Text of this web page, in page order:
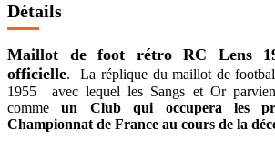
Détails
Maillot de foot rétro RC Lens
officielle. La réplique du maillot de
1955 avec lequel les Sangs et Or
commeun Club qui occupera les
Championnat de France au cours de la